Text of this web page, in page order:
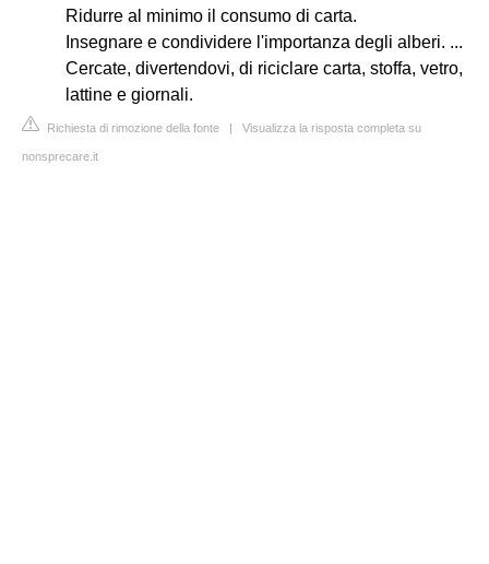
Ridurre al minimo il consumo di carta.
Insegnare e condividere l'importanza degli alberi. ...
Cercate, divertendovi, di riciclare carta, stoffa, vetro,
lattine e giornali.
Richiesta di rimozione della fonte | Visualizza la risposta completa su
nonsprecare.it